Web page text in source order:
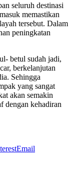
seluruh destinasi
memastikan
tersebut. Dalam
peningkatan
betul sudah jadi,
berkelanjutan
Sehingga
yang sangat
akan semakin
dengan kehadiran
Email